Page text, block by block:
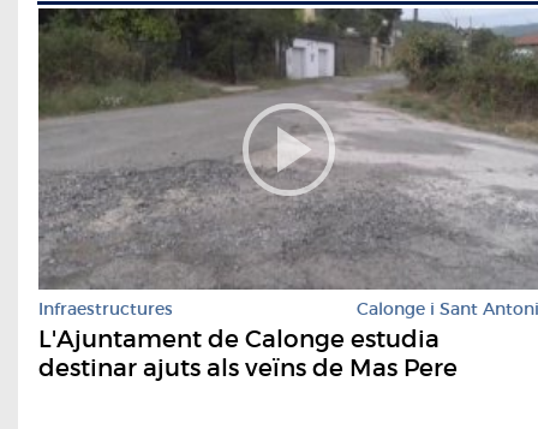
Infraestructures Calonge i Sant Antoni
L'Ajuntament de Calonge estudia
destinar ajuts als veïns de Mas Pere